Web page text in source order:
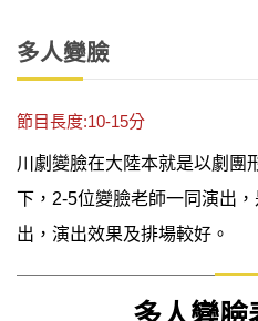
多人變臉
節目長度:10-15分
川劇變臉在大陸本就是以劇團
下，2-5位變臉老師一同演出
出，演出效果及排場較好。